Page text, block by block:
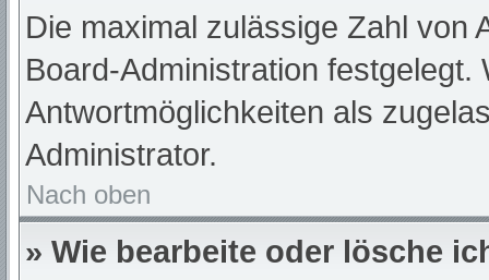
Die maximal zulässige Zahl von
Board-Administration festgelegt.
Antwortmöglichkeiten als
Administrator.
Nach oben
» Wie bearbeite oder lösche